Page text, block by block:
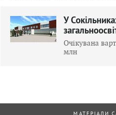
У
Очікувана
млн
МАТЕРІАЛИ